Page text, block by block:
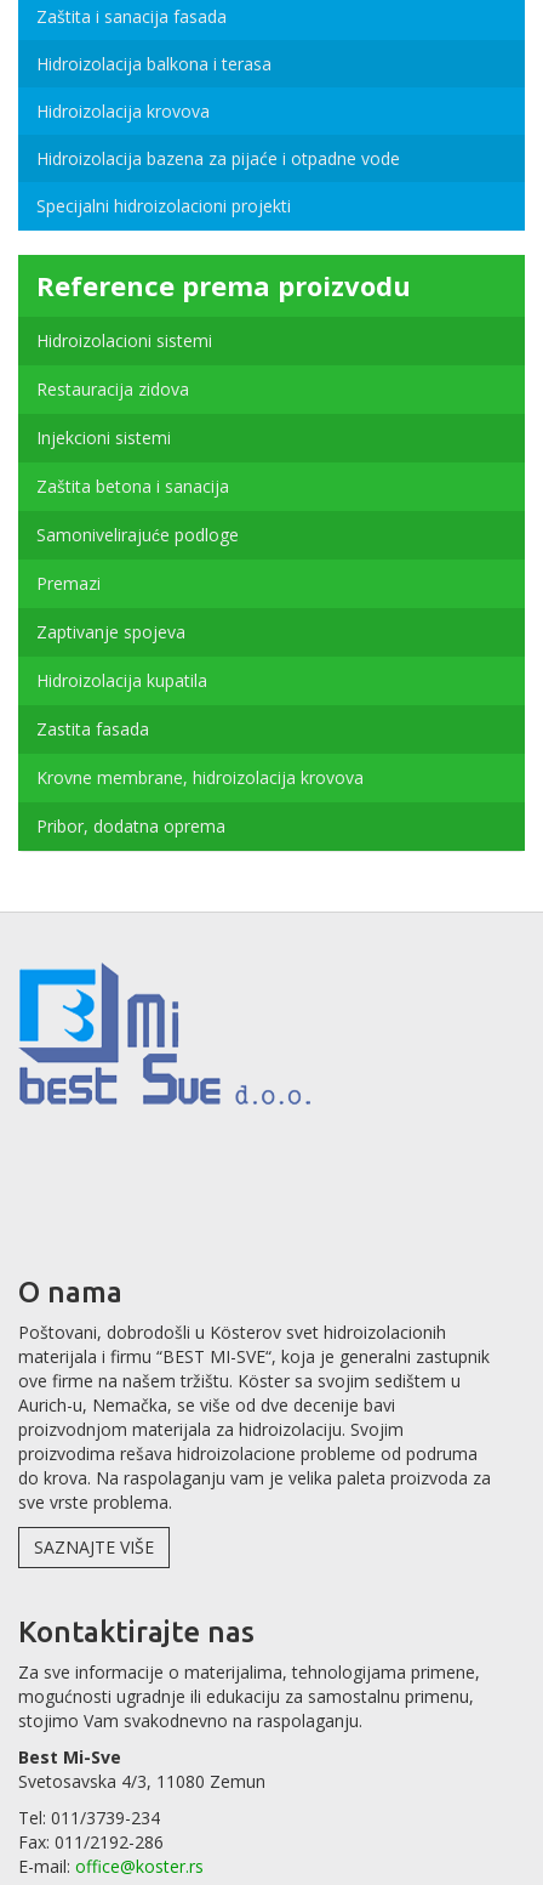
Zaštita i sanacija fasada
Hidroizolacija balkona i terasa
Hidroizolacija krovova
Hidroizolacija bazena za pijaće i otpadne vode
Specijalni hidroizolacioni projekti
Reference prema proizvodu
Hidroizolacioni sistemi
Restauracija zidova
Injekcioni sistemi
Zaštita betona i sanacija
Samonivelirajuće podloge
Premazi
Zaptivanje spojeva
Hidroizolacija kupatila
Zastita fasada
Krovne membrane, hidroizolacija krovova
Pribor, dodatna oprema
O nama
Poštovani, dobrodošli u Kösterov svet hidroizolacionih
materijala i firmu “BEST MI-SVE“, koja je generalni zastupnik
ove firme na našem tržištu. Köster sa svojim sedištem u
Aurich-u, Nemačka, se više od dve decenije bavi
proizvodnjom materijala za hidroizolaciju. Svojim
proizvodima rešava hidroizolacione probleme od podruma
do krova. Na raspolaganju vam je velika paleta proizvoda za
sve vrste problema.
SAZNAJTE VIŠE
Kontaktirajte nas
Za sve informacije o materijalima, tehnologijama primene,
mogućnosti ugradnje ili edukaciju za samostalnu primenu,
stojimo Vam svakodnevno na raspolaganju.
Best Mi-Sve
Svetosavska 4/3, 11080 Zemun
Tel: 011/3739-234
Fax: 011/2192-286
E-mail: office@koster.rs